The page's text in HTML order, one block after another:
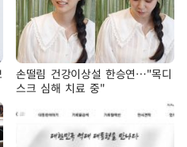
손떨림 건강이상설 한승연…"목디
스크 심해 치료 중"